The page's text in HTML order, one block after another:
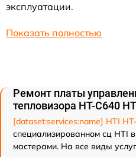
эксплуатации.
Показать полностью
Ремонт платы
тепловизора HT-C640
[dataset:services:name] HTI
специализированном сц HTI
мастерами. На все виды